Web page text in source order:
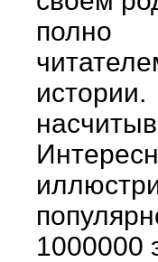
полно
1000000